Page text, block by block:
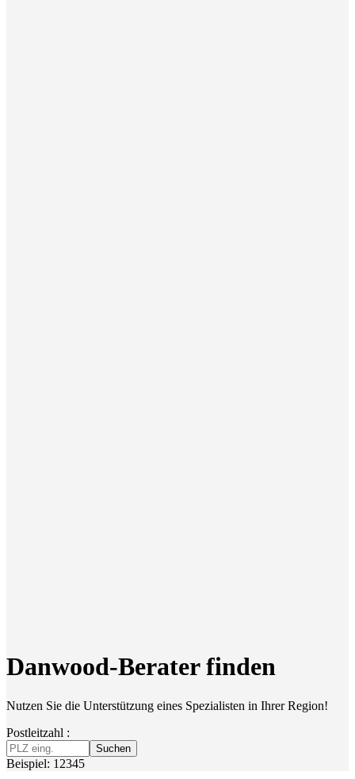
Danwood-Berater finden
Nutzen Sie die Unterstützung eines Spezialisten in Ihrer Region!
Postleitzahl :
Suchen
Beispiel: 12345